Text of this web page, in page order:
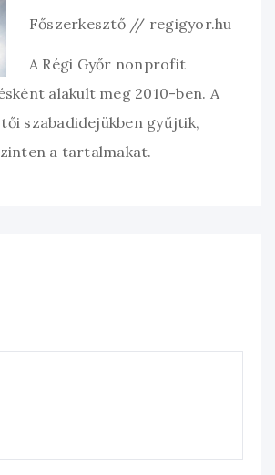
Főszerkesztő // regigyor.hu
A Régi Győr nonprofit
alakult meg 2010-ben. A
szabadidejükben gyűjtik,
a tartalmakat.